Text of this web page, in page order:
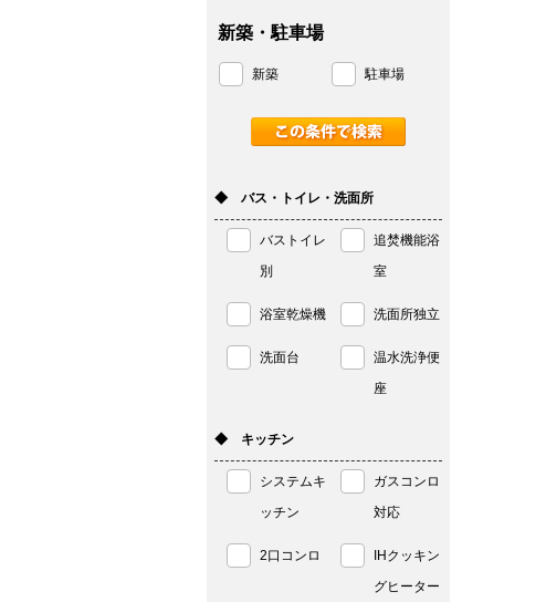
新築・駐車場
新築 駐車場
◆ バス・トイレ・洗面所
バストイレ
別
追焚機能浴
室
浴室乾燥機 洗面所独立
洗面台
温水洗浄便
座
◆ キッチン
システムキ
ッチン
ガスコンロ
対応
2口コンロ
IHクッキン
グヒーター